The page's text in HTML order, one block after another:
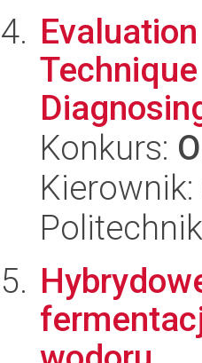
Konkurs: